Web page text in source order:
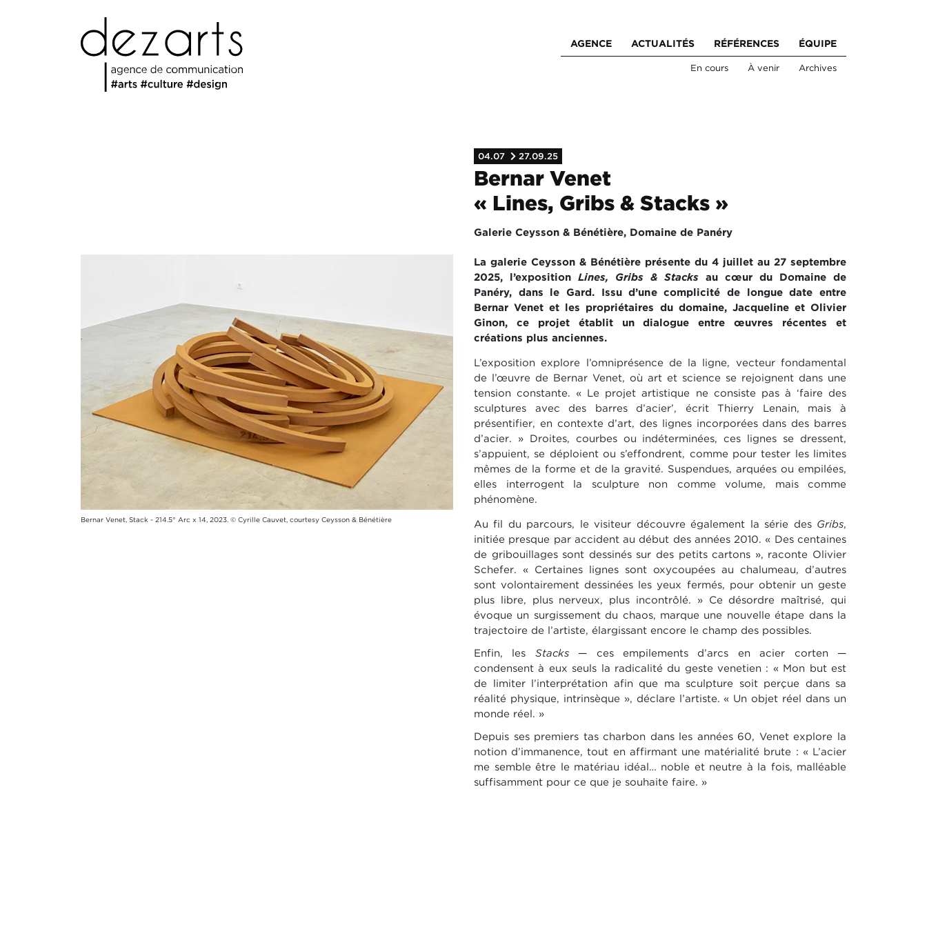
AGENCE ACTUALITÉS RÉFÉRENCES ÉQUIPE
En cours À venir Archives
04.07 27.09.25
Bernar Venet
« Lines, Gribs & Stacks »
Galerie Ceysson & Bénétière, Domaine de Panéry
Bernar Venet, Stack - 214.5° Arc x 14, 2023. © Cyrille Cauvet, courtesy Ceysson & Bénétière
La galerie Ceysson & Bénétière présente du 4 juillet au 27 septembre
2025, l’exposition Lines, Gribs & Stacks au cœur du Domaine de
Panéry, dans le Gard. Issu d’une complicité de longue date entre
Bernar Venet et les propriétaires du domaine, Jacqueline et Olivier
Ginon, ce projet établit un dialogue entre œuvres récentes et
créations plus anciennes.
L’exposition explore l’omniprésence de la ligne, vecteur fondamental
de l’œuvre de Bernar Venet, où art et science se rejoignent dans une
tension constante. « Le projet artistique ne consiste pas à ‘faire des
sculptures avec des barres d’acier’, écrit Thierry Lenain, mais à
présentifier, en contexte d’art, des lignes incorporées dans des barres
d’acier. » Droites, courbes ou indéterminées, ces lignes se dressent,
s’appuient, se déploient ou s’effondrent, comme pour tester les limites
mêmes de la forme et de la gravité. Suspendues, arquées ou empilées,
elles interrogent la sculpture non comme volume, mais comme
phénomène.
Au fil du parcours, le visiteur découvre également la série desGribs,
initiée presque par accident au début des années 2010. « Des centaines
de gribouillages sont dessinés sur des petits cartons », raconte Olivier
Schefer. « Certaines lignes sont oxycoupées au chalumeau, d’autres
sont volontairement dessinées les yeux fermés, pour obtenir un geste
plus libre, plus nerveux, plus incontrôlé. » Ce désordre maîtrisé, qui
évoque un surgissement du chaos, marque une nouvelle étape dans la
trajectoire de l’artiste, élargissant encore le champ des possibles.
Enfin, les Stacks— ces empilements d’arcs en acier corten —
condensent à eux seuls la radicalité du geste venetien : « Mon but est
de limiter l’interprétation afin que ma sculpture soit perçue dans sa
réalité physique, intrinsèque », déclare l’artiste. « Un objet réel dans un
monde réel. »
Depuis ses premiers tas charbon dans les années 60, Venet explore la
notion d’immanence, tout en affirmant une matérialité brute : « L’acier
me semble être le matériau idéal… noble et neutre à la fois, malléable
suffisamment pour ce que je souhaite faire. »